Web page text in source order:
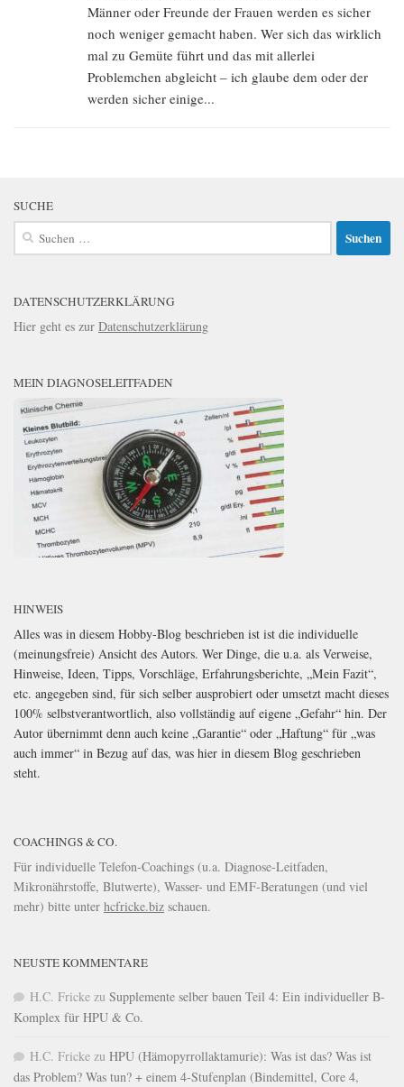
Männer oder Freunde der Frauen werden es sicher
noch weniger gemacht haben. Wer sich das wirklich
mal zu Gemüte führt und das mit allerlei
Problemchen abgleicht – ich glaube dem oder der
werden sicher einige...
SUCHE
Suchen
nach:
DATENSCHUTZERKLÄRUNG
Hier geht es zur Datenschutzerklärung
MEIN DIAGNOSELEITFADEN
HINWEIS
Alles was in diesem Hobby-Blog beschrieben ist ist die individuelle
(meinungsfreie) Ansicht des Autors. Wer Dinge, die u.a. als Verweise,
Hinweise, Ideen, Tipps, Vorschläge, Erfahrungsberichte, „Mein Fazit“,
etc. angegeben sind, für sich selber ausprobiert oder umsetzt macht dieses
100% selbstverantwortlich, also vollständig auf eigene „Gefahr“ hin. Der
Autor übernimmt denn auch keine „Garantie“ oder „Haftung“ für „was
auch immer“ in Bezug auf das, was hier in diesem Blog geschrieben
steht.
COACHINGS & CO.
Für individuelle Telefon-Coachings (u.a. Diagnose-Leitfaden,
Mikronährstoffe, Blutwerte), Wasser- und EMF-Beratungen (und viel
mehr) bitte unter hcfricke.biz schauen.
NEUSTE KOMMENTARE
H.C. Fricke zu Supplemente selber bauen Teil 4: Ein individueller B-
Komplex für HPU & Co.
H.C. Fricke zu HPU (Hämopyrrollaktamurie): Was ist das? Was ist
das Problem? Was tun? + einem 4-Stufenplan (Bindemittel, Core 4,